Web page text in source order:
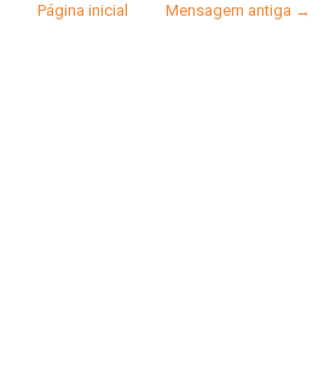
Mensagem antiga →
Página inicial